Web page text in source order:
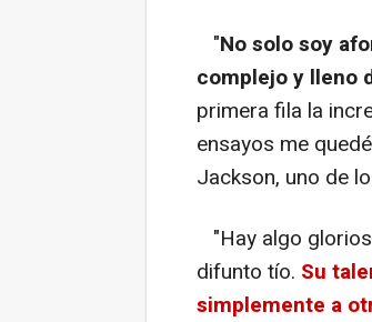
"No solo soy
complejo y lleno
primera fila la
ensayos me
Jackson, uno de
"Hay algo
difunto tío. Su
simplemente a